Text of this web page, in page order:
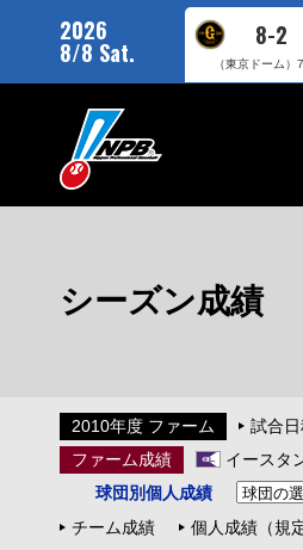
2026
8/8 Sat.
8-2
（東京ドーム）
シーズン成績
2010年度 ファーム 試合日
ファーム成績
イースタ
球団別個人成績
チーム成績
個人成績（規